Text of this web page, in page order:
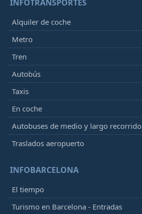
INFOTRANSPORTES
Alquiler de coche
Metro
Tren
Autobús
Taxis
En coche
Autobuses de medio y largo recorrido
Traslados aeropuerto
INFOBARCELONA
El tiempo
Turismo en Barcelona - Entradas